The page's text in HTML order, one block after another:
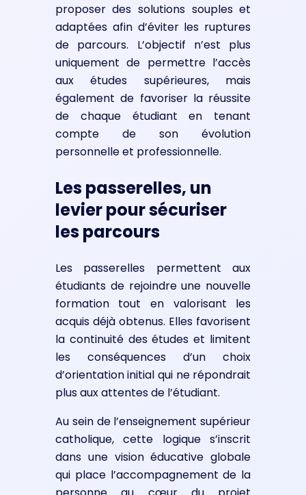
proposer des solutions souples et
adaptées afin d’éviter les ruptures
de parcours. L’objectif n’est plus
uniquement de permettre l’accès
aux études supérieures, mais
également de favoriser la réussite
de chaque étudiant en tenant
compte de son évolution
personnelle et professionnelle.
Les passerelles, un
levier pour sécuriser
les parcours
Les passerelles permettent aux
étudiants de rejoindre une nouvelle
formation tout en valorisant les
acquis déjà obtenus. Elles favorisent
la continuité des études et limitent
les conséquences d’un choix
d’orientation initial qui ne répondrait
plus aux attentes de l’étudiant.
Au sein de l’enseignement supérieur
catholique, cette logique s’inscrit
dans une vision éducative globale
qui place l’accompagnement de la